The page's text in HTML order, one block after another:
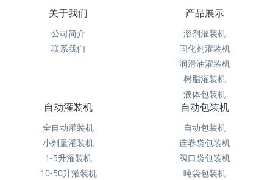
关于我们
公司简介
联系我们
产品展示
溶剂灌装机
固化剂灌装机
润滑油灌装机
树脂灌装机
液体包装机
自动灌装机
全自动灌装机
小剂量灌装机
1-5升灌装机
10-50升灌装机
自动包装机
自动包装机
连卷袋包装机
阀口袋包装机
吨袋包装机